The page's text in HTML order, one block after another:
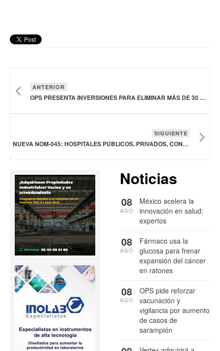
ANTERIOR
OPS PRESENTA INVERSIONES PARA ELIMINAR MÁS DE 30 ENFERMEDADES TRANSMISIBLES EN EL CONTINENTE AMERICANO
SIGUIENTE
NUEVA NOM-045: HOSPITALES PÚBLICOS, PRIVADOS, CONSULTORIOS Y CLÍNICAS DEBERÁN REPORTAR INFECCIONES POR PRIMERA VEZ
Noticias
México acelera la
innovación en salud:
expertos
08
AGO
Fármaco usa la
glucosa para frenar
expansión del cáncer
en ratones
08
AGO
OPS pide reforzar
vacunación y
vigilancia por aumento
de casos de
sarampión
08
AGO